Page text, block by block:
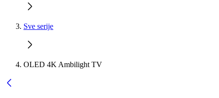
Sve serije
OLED 4K Ambilight TV